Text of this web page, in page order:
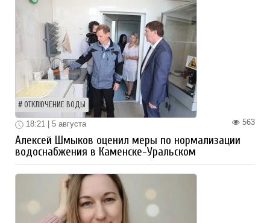
ОТКЛЮЧЕНИЕ ВОДЫ
563
18:21 | 5 августа
Алексей Шмыков оценил меры по нормализации
водоснабжения в Каменске-Уральском